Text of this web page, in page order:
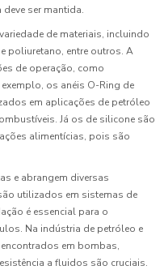
ser mantida.
de materiais, incluindo
poliuretano, entre outros. A
de operação, como
os anéis O-Ring de
em aplicações de petróleo
Já os de silicone são
alimentícias, pois são
e abrangem diversas
utilizados em sistemas de
é essencial para o
Na indústria de petróleo e
em bombas,
a fluidos são cruciais.